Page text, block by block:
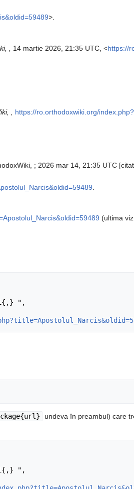
>.
, 14 martie 2026, 21:35 UTC, <https://
, https://ro.orthodoxwiki.org/
; 2026 mar 14, 21:35 UTC
(ultima
undeva în preambul) care